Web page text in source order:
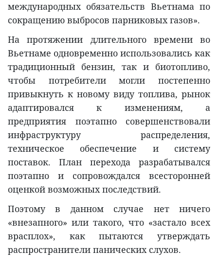
международных обязательств Вьетнама по
сокращению выбросов парниковых газов».
На протяжении длительного времени во
Вьетнаме одновременно использовались как
традиционный бензин, так и биотопливо,
чтобы потребители могли постепенно
привыкнуть к новому виду топлива, рынок
адаптировался к изменениям, а
предприятия поэтапно совершенствовали
инфраструктуру распределения,
техническое обеспечение и систему
поставок. План перехода разрабатывался
поэтапно и сопровождался всесторонней
оценкой возможных последствий.
Поэтому в данном случае нет ничего
«внезапного» или такого, что «застало всех
врасплох», как пытаются утверждать
распространители панических слухов.